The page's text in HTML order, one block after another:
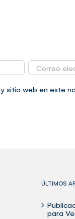
sitio web en este
ÚLTIMOS
para